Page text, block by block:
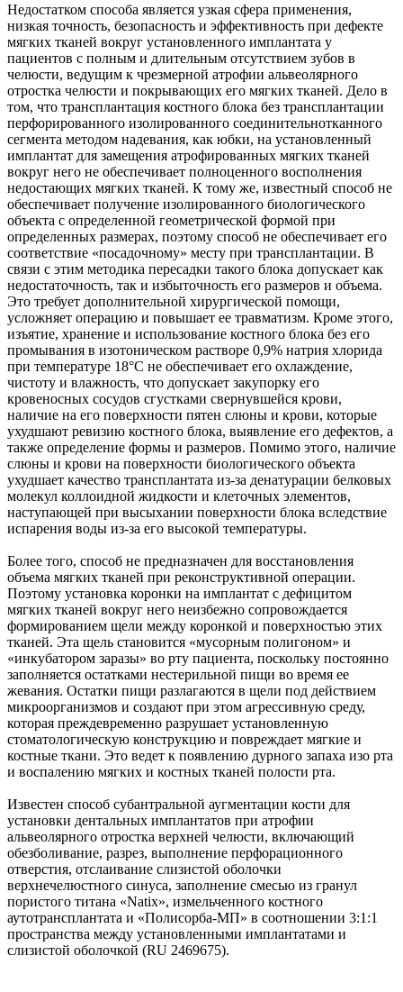
Недостатком способа является узкая сфера применения,
низкая точность, безопасность и эффективность при дефекте
мягких тканей вокруг установленного имплантата у
пациентов с полным и длительным отсутствием зубов в
челюсти, ведущим к чрезмерной атрофии альвеолярного
отростка челюсти и покрывающих его мягких тканей. Дело в
том, что трансплантация костного блока без трансплантации
перфорированного изолированного соединительнотканного
сегмента методом надевания, как юбки, на установленный
имплантат для замещения атрофированных мягких тканей
вокруг него не обеспечивает полноценного восполнения
недостающих мягких тканей. К тому же, известный способ не
обеспечивает получение изолированного биологического
объекта с определенной геометрической формой при
определенных размерах, поэтому способ не обеспечивает его
соответствие «посадочному» месту при трансплантации. В
связи с этим методика пересадки такого блока допускает как
недостаточность, так и избыточность его размеров и объема.
Это требует дополнительной хирургической помощи,
усложняет операцию и повышает ее травматизм. Кроме этого,
изъятие, хранение и использование костного блока без его
промывания в изотоническом растворе 0,9% натрия хлорида
при температуре 18°C не обеспечивает его охлаждение,
чистоту и влажность, что допускает закупорку его
кровеносных сосудов сгустками свернувшейся крови,
наличие на его поверхности пятен слюны и крови, которые
ухудшают ревизию костного блока, выявление его дефектов, а
также определение формы и размеров. Помимо этого, наличие
слюны и крови на поверхности биологического объекта
ухудшает качество трансплантата из-за денатурации белковых
молекул коллоидной жидкости и клеточных элементов,
наступающей при высыхании поверхности блока вследствие
испарения воды из-за его высокой температуры.
Более того, способ не предназначен для восстановления
объема мягких тканей при реконструктивной операции.
Поэтому установка коронки на имплантат с дефицитом
мягких тканей вокруг него неизбежно сопровождается
формированием щели между коронкой и поверхностью этих
тканей. Эта щель становится «мусорным полигоном» и
«инкубатором заразы» во рту пациента, поскольку постоянно
заполняется остатками нестерильной пищи во время ее
жевания. Остатки пищи разлагаются в щели под действием
микроорганизмов и создают при этом агрессивную среду,
которая преждевременно разрушает установленную
стоматологическую конструкцию и повреждает мягкие и
костные ткани. Это ведет к появлению дурного запаха изо рта
и воспалению мягких и костных тканей полости рта.
Известен способ субантральной аугментации кости для
установки дентальных имплантатов при атрофии
альвеолярного отростка верхней челюсти, включающий
обезболивание, разрез, выполнение перфорационного
отверстия, отслаивание слизистой оболочки
верхнечелюстного синуса, заполнение смесью из гранул
пористого титана «Natix», измельченного костного
аутотрансплантата и «Полисорба-МП» в соотношении 3:1:1
пространства между установленными имплантатами и
слизистой оболочкой (RU 2469675).